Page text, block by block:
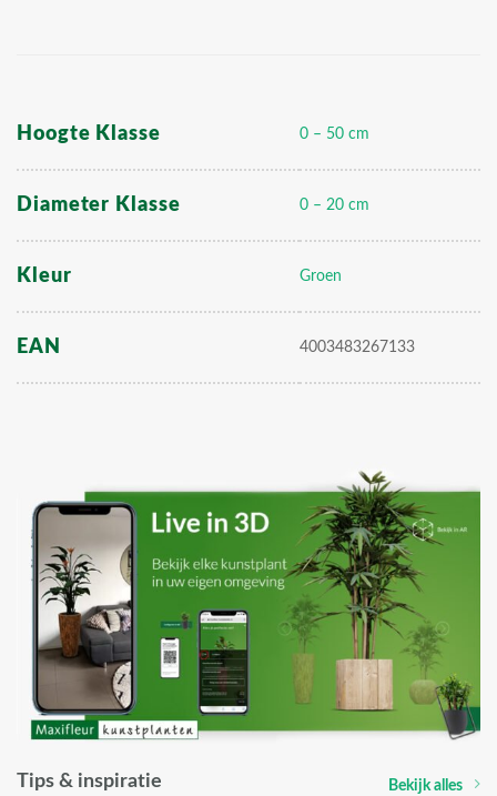
Hoogte Klasse 0 – 50 cm
Diameter Klasse 0 – 20 cm
Kleur Groen
EAN 4003483267133
Tips & inspiratie Bekijk alles